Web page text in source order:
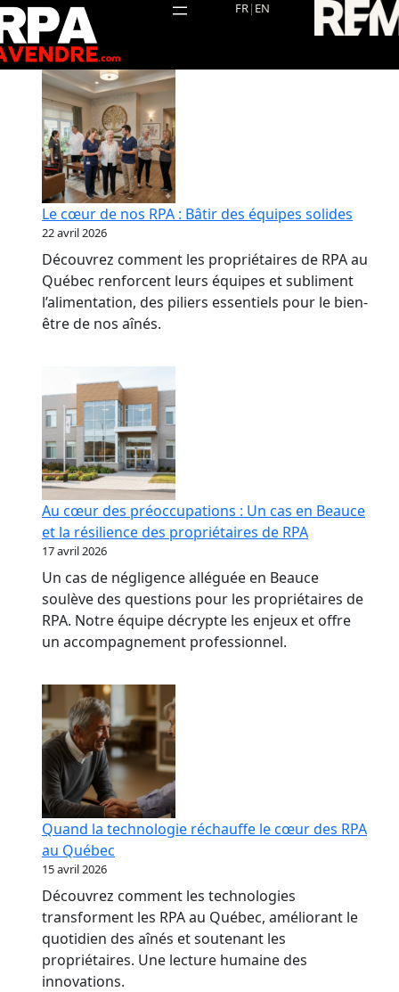
Aller
au
contenu
FR| EN
Le cœur de nos RPA : Bâtir des équipes solides
22 avril 2026
Découvrez comment les propriétaires de RPA au
Québec renforcent leurs équipes et subliment
l’alimentation, des piliers essentiels pour le bien-
être de nos aînés.
Au cœur des préoccupations : Un cas en Beauce
et la résilience des propriétaires de RPA
17 avril 2026
Un cas de négligence alléguée en Beauce
soulève des questions pour les propriétaires de
RPA. Notre équipe décrypte les enjeux et offre
un accompagnement professionnel.
Quand la technologie réchauffe le cœur des RPA
au Québec
15 avril 2026
Découvrez comment les technologies
transforment les RPA au Québec, améliorant le
quotidien des aînés et soutenant les
propriétaires. Une lecture humaine des
innovations.